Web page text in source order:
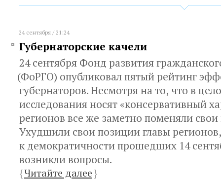
24 сентября / 21:24
Губернаторские качели
24 сентября Фонд развития
(ФоРГО) опубликовал пятый рейтинг
губернаторов. Несмотря на то, что в
исследования носят«консервативный
регионов все же заметно поменяли
Ухудшили свои позиции главы регионов,
к демократичности прошедших 14
возникли вопросы.
{Читайте далее}